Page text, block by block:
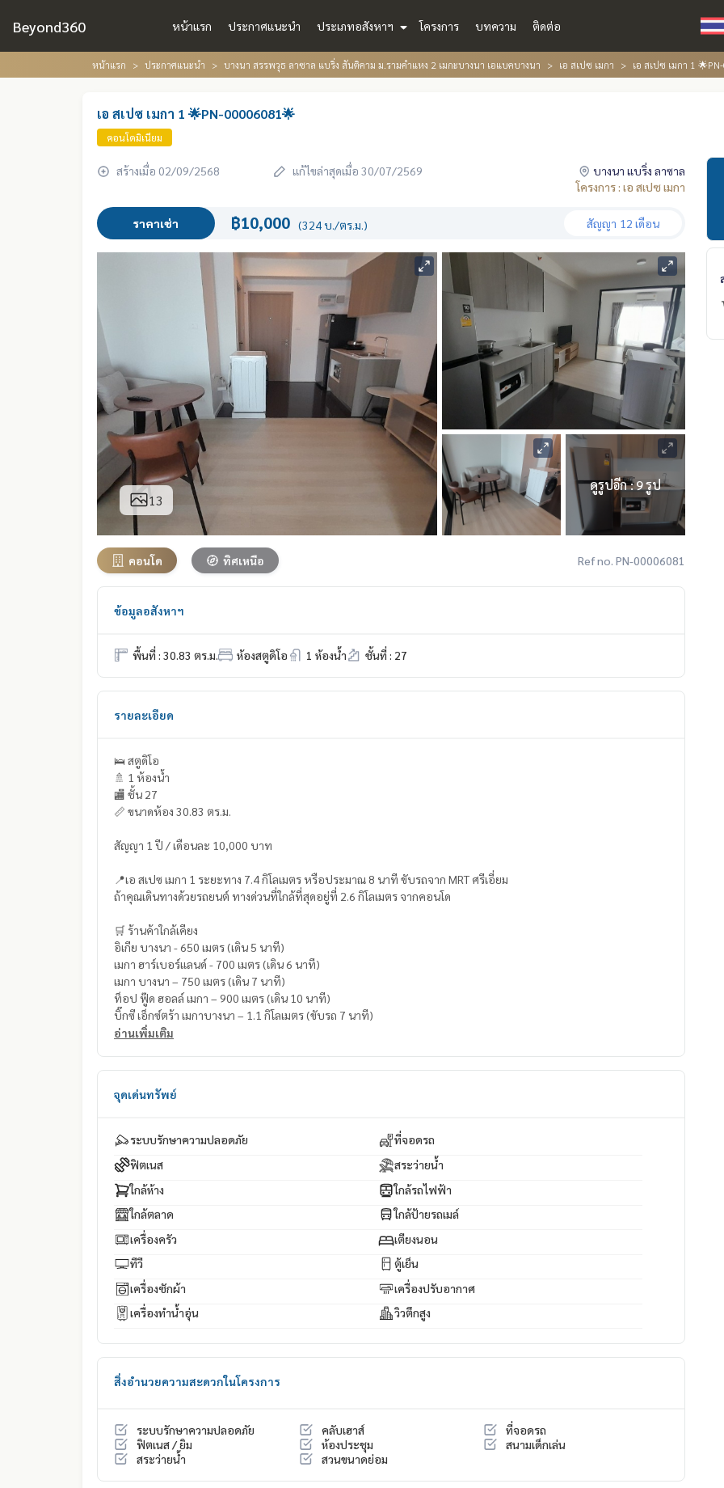
Beyond360 หน้าแรก ประกาศแนะนำ ประเภทอสังหาฯ โครงการ บทความ ติดต่อ
หน้าแรก ประกาศแนะนำ บางนา สรรพวุธ ลาซาล แบริ่ง สันติคาม ม.รามคำแหง 2 เมกะบางนา เอแบคบางนา เอ สเปซ เมกา เอ สเปซ เมกา 1
เอ สเปซ เมกา 1 🌟PN-00006081🌟
คอนโดมิเนียม
สร้างเมื่อ 02/09/2568 แก้ไขล่าสุดเมื่อ 30/07/2569
บางนา แบริ่ง ลาซาล
โครงการ : เอ สเปซ เมกา
ราคาเช่า ฿10,000 (324 บ./ตร.ม.) สัญญา 12 เดือน
13
ดูรูปอีก : 9 รูป
คอนโด ทิศเหนือ Ref no. PN-00006081
ข้อมูลอสังหาฯ
พื้นที่ : 30.83 ตร.ม. ห้องสตูดิโอ 1 ห้องน้ำ ชั้นที่ : 27
รายละเอียด
🛌 สตูดิโอ
🚿 1 ห้องน้ำ
🏬 ชั้น 27
📏 ขนาดห้อง 30.83 ตร.ม.
สัญญา 1 ปี / เดือนละ 10,000 บาท
📍เอ สเปซ เมกา 1 ระยะทาง 7.4 กิโลเมตร หรือประมาณ 8 นาที ขับรถจาก MRT ศรีเอี่ยม
ถ้าคุณเดินทางด้วยรถยนต์ ทางด่วนที่ใกล้ที่สุดอยู่ที่ 2.6 กิโลเมตร จากคอนโด
🛒 ร้านค้าใกล้เคียง
อิเกีย บางนา - 650 เมตร (เดิน 5 นาที)
เมกา ฮาร์เบอร์แลนด์ - 700 เมตร (เดิน 6 นาที)
เมกา บางนา – 750 เมตร (เดิน 7 นาที)
ท็อป ฟู๊ด ฮอลล์ เมกา – 900 เมตร (เดิน 10 นาที)
บิ๊กซี เอ็กซ์ตร้า เมกาบางนา – 1.1 กิโลเมตร (ขับรถ 7 นาที)
อ่านเพิ่มเติม
จุดเด่นทรัพย์
ระบบรักษาความปลอดภัย
ที่จอดรถ
ฟิตเนส
สระว่ายน้ำ
ใกล้ห้าง
ใกล้รถไฟฟ้า
ใกล้ตลาด
ใกล้ป้ายรถเมล์
เครื่องครัว
เตียงนอน
ทีวี
ตู้เย็น
เครื่องซักผ้า
เครื่องปรับอากาศ
เครื่องทำน้ำอุ่น
วิวตึกสูง
สิ่งอำนวยความสะดวกในโครงการ
ระบบรักษาความปลอดภัย คลับเฮาส์
ที่จอดรถ
ฟิตเนส / ยิม
ห้องประชุม
สนามเด็กเล่น
สระว่ายน้ำ
สวนขนาดย่อม